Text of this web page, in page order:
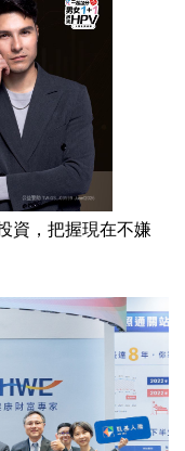
資，把握現在不嫌